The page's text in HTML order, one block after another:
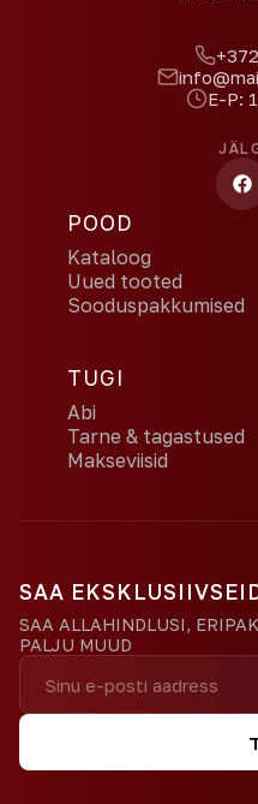
E-P:
POOD
Kataloog
Uued tooted
Sooduspakkumised
TUGI
Abi
Tarne & tagastused
Makseviisid
SAA
SAA ALLAHINDLUSI,
PALJU MUUD